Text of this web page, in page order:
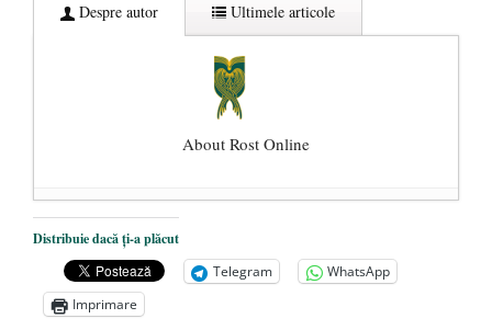
Despre autor Ultimele articole
About Rost Online
Dezvăluiri cutremurătoare despre
președintele Ucrainei, Volodymyr
Zelensky
- 13 mai 2026
Statul care servește Națiunea
Distribuie dacă ți-a plăcut
Telegram
WhatsApp
Imprimare